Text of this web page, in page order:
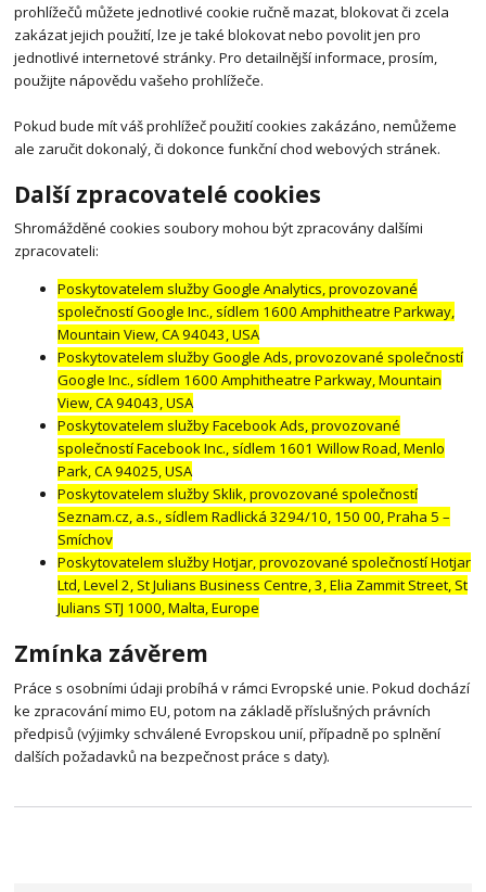
prohlížečů můžete jednotlivé cookie ručně mazat, blokovat či zcela
zakázat jejich použití, lze je také blokovat nebo povolit jen pro
jednotlivé internetové stránky. Pro detailnější informace, prosím,
použijte nápovědu vašeho prohlížeče.
Pokud bude mít váš prohlížeč použití cookies zakázáno, nemůžeme
ale zaručit dokonalý, či dokonce funkční chod webových stránek.
Další zpracovatelé cookies
Shromážděné cookies soubory mohou být zpracovány dalšími
zpracovateli:
Poskytovatelem služby Google Analytics, provozované
společností Google Inc., sídlem 1600 Amphitheatre Parkway,
Mountain View, CA 94043, USA
Poskytovatelem služby Google Ads, provozované společností
Google Inc., sídlem 1600 Amphitheatre Parkway, Mountain
View, CA 94043, USA
Poskytovatelem služby Facebook Ads, provozované
společností Facebook Inc., sídlem 1601 Willow Road, Menlo
Park, CA 94025, USA
Poskytovatelem služby Sklik, provozované společností
Seznam.cz, a.s., sídlem Radlická 3294/10, 150 00, Praha 5 –
Smíchov
Poskytovatelem služby Hotjar, provozované společností Hotjar
Ltd, Level 2, St Julians Business Centre, 3, Elia Zammit Street, St
Julians STJ 1000, Malta, Europe
Zmínka závěrem
Práce s osobními údaji probíhá v rámci Evropské unie. Pokud dochází
ke zpracování mimo EU, potom na základě příslušných právních
předpisů (výjimky schválené Evropskou unií, případně po splnění
dalších požadavků na bezpečnost práce s daty).